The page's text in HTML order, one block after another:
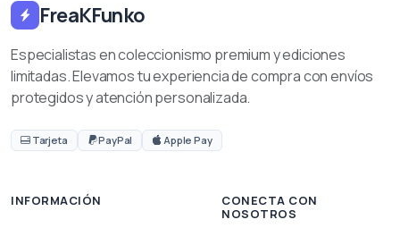
FreaKFunko
Especialistas en coleccionismo premium y ediciones
limitadas. Elevamos tu experiencia de compra con envíos
protegidos y atención personalizada.
Tarjeta PayPal Apple Pay
INFORMACIÓN
CONECTA CON
NOSOTROS